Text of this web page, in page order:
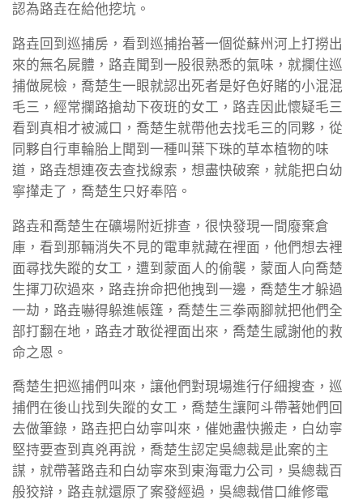
認為路垚在給他挖坑。
路垚回到巡捕房，看到巡捕抬著一個從蘇州河上打撈出
來的無名屍體，路垚聞到一股很熟悉的氣味，就攔住巡
捕做屍檢，喬楚生一眼就認出死者是好色好賭的小混混
毛三，經常攔路搶劫下夜班的女工，路垚因此懷疑毛三
看到真相才被滅口，喬楚生就帶他去找毛三的同夥，從
同夥自行車輪胎上聞到一種叫葉下珠的草本植物的味
道，路垚想連夜去查找線索，想盡快破案，就能把白幼
寧攆走了，喬楚生只好奉陪。
路垚和喬楚生在礦場附近排查，很快發現一間廢棄倉
庫，看到那輛消失不見的電車就藏在裡面，他們想去裡
面尋找失蹤的女工，遭到蒙面人的偷襲，蒙面人向喬楚
生揮刀砍過來，路垚拚命把他拽到一邊，喬楚生才躲過
一劫，路垚嚇得躲進帳篷，喬楚生三拳兩腳就把他們全
部打翻在地，路垚才敢從裡面出來，喬楚生感謝他的救
命之恩。
喬楚生把巡捕們叫來，讓他們對現場進行仔細搜查，巡
捕們在後山找到失蹤的女工，喬楚生讓阿斗帶著她們回
去做筆錄，路垚把白幼寧叫來，催她盡快搬走，白幼寧
堅持要查到真兇再說，喬楚生認定吳總裁是此案的主
謀，就帶著路垚和白幼寧來到東海電力公司，吳總裁百
般狡辯，路垚就還原了案發經過，吳總裁借口維修電